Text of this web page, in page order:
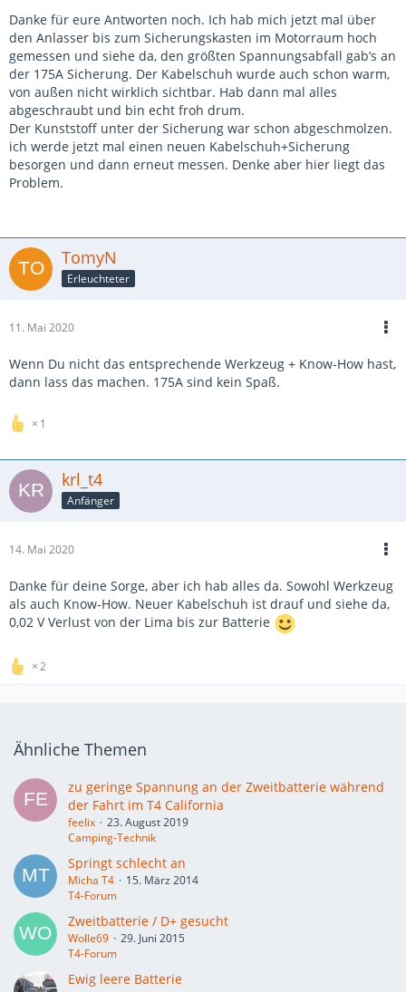
Danke für eure Antworten noch. Ich hab mich jetzt mal über
den Anlasser bis zum Sicherungskasten im Motorraum hoch
gemessen und siehe da, den größten Spannungsabfall gab’s an
der 175A Sicherung. Der Kabelschuh wurde auch schon warm,
von außen nicht wirklich sichtbar. Hab dann mal alles
abgeschraubt und bin echt froh drum.
Der Kunststoff unter der Sicherung war schon abgeschmolzen.
ich werde jetzt mal einen neuen Kabelschuh+Sicherung
besorgen und dann erneut messen. Denke aber hier liegt das
Problem.
TomyN
Erleuchteter
11. Mai 2020
Wenn Du nicht das entsprechende Werkzeug + Know-How hast,
dann lass das machen. 175A sind kein Spaß.
1
krl_t4
Anfänger
14. Mai 2020
Danke für deine Sorge, aber ich hab alles da. Sowohl Werkzeug
als auch Know-How. Neuer Kabelschuh ist drauf und siehe da,
0,02 V Verlust von der Lima bis zur Batterie
2
Ähnliche Themen
zu geringe Spannung an der Zweitbatterie während
der Fahrt im T4 California
feelix
23. August 2019
Camping-Technik
Springt schlecht an
Micha T4
15. März 2014
T4-Forum
Zweitbatterie / D+ gesucht
Wolle69
29. Juni 2015
T4-Forum
Ewig leere Batterie